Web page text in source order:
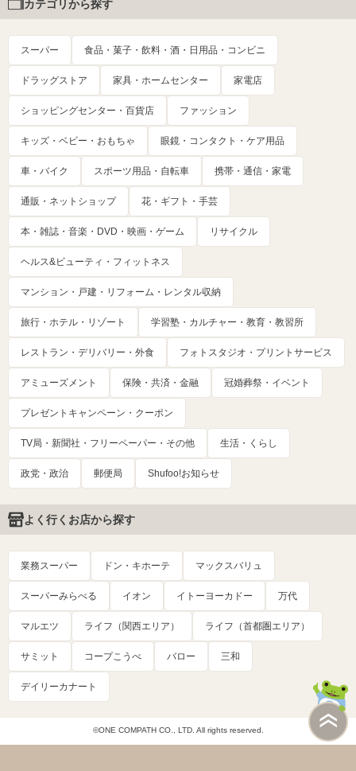
カテゴリから探す
スーパー 食品・菓子・飲料・酒・日用品・コンビニ
ドラッグストア 家具・ホームセンター 家電店
ショッピングセンター・百貨店 ファッション
キッズ・ベビー・おもちゃ 眼鏡・コンタクト・ケア用品
車・バイク スポーツ用品・自転車 携帯・通信・家電
通販・ネットショップ 花・ギフト・手芸
本・雑誌・音楽・DVD・映画・ゲーム リサイクル
ヘルス&ビューティ・フィットネス
マンション・戸建・リフォーム・レンタル収納
旅行・ホテル・リゾート 学習塾・カルチャー・教育・教習所
レストラン・デリバリー・外食 フォトスタジオ・プリントサービス
アミューズメント 保険・共済・金融 冠婚葬祭・イベント
プレゼントキャンペーン・クーポン
TV局・新聞社・フリーペーパー・その他 生活・くらし
政党・政治 郵便局 Shufoo!お知らせ
よく行くお店から探す
業務スーパー ドン・キホーテ マックスバリュ
スーパーみらべる イオン イトーヨーカドー 万代
マルエツ ライフ（関西エリア） ライフ（首都圏エリア）
サミット コープこうべ バロー 三和
デイリーカナート
©ONE COMPATH CO., LTD. All rights reserved.